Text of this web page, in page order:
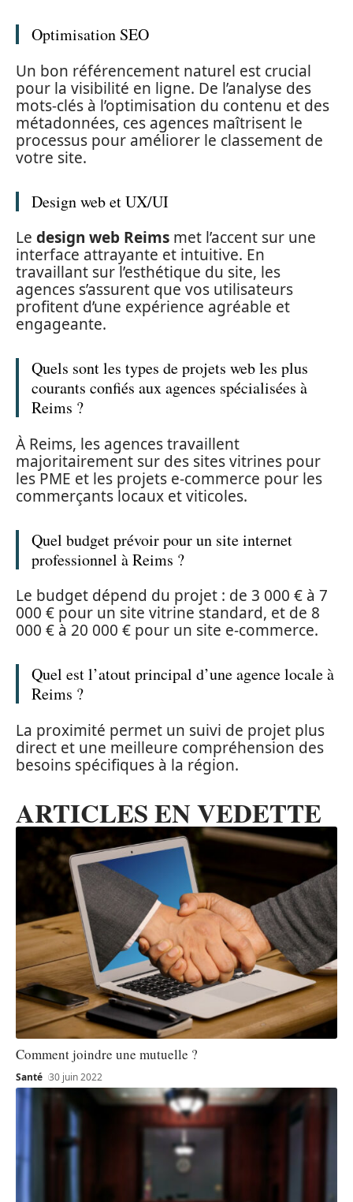
Optimisation SEO
Un bon référencement naturel est crucial
pour la visibilité en ligne. De l’analyse des
mots-clés à l’optimisation du contenu et des
métadonnées, ces agences maîtrisent le
processus pour améliorer le classement de
votre site.
Design web et UX/UI
Le design web Reims met l’accent sur une
interface attrayante et intuitive. En
travaillant sur l’esthétique du site, les
agences s’assurent que vos utilisateurs
profitent d’une expérience agréable et
engageante.
Quels sont les types de projets web les plus
courants confiés aux agences spécialisées à
Reims ?
À Reims, les agences travaillent
majoritairement sur des sites vitrines pour
les PME et les projets e-commerce pour les
commerçants locaux et viticoles.
Quel budget prévoir pour un site internet
professionnel à Reims ?
Le budget dépend du projet : de 3 000 € à 7
000 € pour un site vitrine standard, et de 8
000 € à 20 000 € pour un site e-commerce.
Quel est l’atout principal d’une agence locale à
Reims ?
La proximité permet un suivi de projet plus
direct et une meilleure compréhension des
besoins spécifiques à la région.
ARTICLES EN VEDETTE
Comment joindre une mutuelle ?
Santé 30 juin 2022